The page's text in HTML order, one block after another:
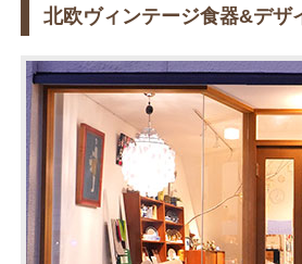
北欧ヴィンテージ食器&デザ